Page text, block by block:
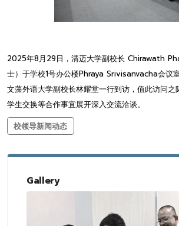
2025年8月29日，清迈大学副校长 Chirawath
士）于学校1号办公楼Phraya Srivisanvacha会议
文藻外语大学副校长林耀堂一行到访，值此访问之
学生交换等合作事宜展开深入交流洽谈。
校领导新闻动态
Gallery